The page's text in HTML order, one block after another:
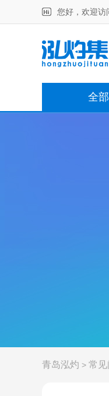
您好，欢迎访
全
青岛泓灼 > 常见